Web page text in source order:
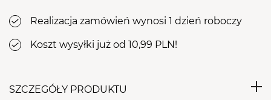
Realizacja zamówień wynosi 1 dzień roboczy
Koszt wysyłki już od 10,99 PLN!
SZCZEGÓŁY PRODUKTU